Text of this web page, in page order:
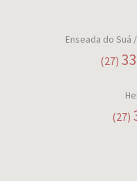
Enseada do Suá
(27)
(27)